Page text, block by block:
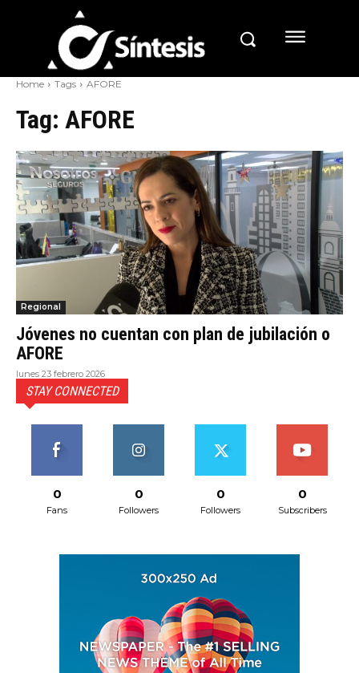
Home Tags AFORE
Tag: AFORE
Regional
Jóvenes no cuentan con plan de jubilación o
AFORE
lunes 23 febrero 2026
STAY CONNECTED
0
Fans
0
Followers
0
Followers
0
Subscribers